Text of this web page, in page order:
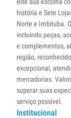
história e Sete
Norte e Imbituba.
incluindo peças,
e complementos,
região,
excepcional,
mercadorias.
superar suas
serviço possível.
Institucional